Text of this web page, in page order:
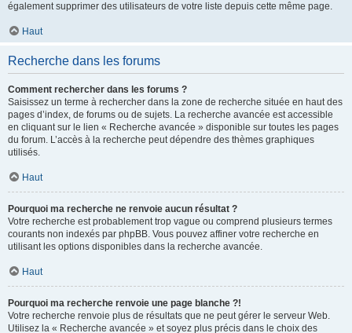
également supprimer des utilisateurs de votre liste depuis cette même page.
Haut
Recherche dans les forums
Comment rechercher dans les forums ?
Saisissez un terme à rechercher dans la zone de recherche située en haut des
pages d’index, de forums ou de sujets. La recherche avancée est accessible
en cliquant sur le lien « Recherche avancée » disponible sur toutes les pages
du forum. L’accès à la recherche peut dépendre des thèmes graphiques
utilisés.
Haut
Pourquoi ma recherche ne renvoie aucun résultat ?
Votre recherche est probablement trop vague ou comprend plusieurs termes
courants non indexés par phpBB. Vous pouvez affiner votre recherche en
utilisant les options disponibles dans la recherche avancée.
Haut
Pourquoi ma recherche renvoie une page blanche ?!
Votre recherche renvoie plus de résultats que ne peut gérer le serveur Web.
Utilisez la « Recherche avancée » et soyez plus précis dans le choix des